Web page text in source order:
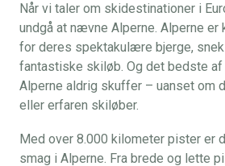
Når vi taler om skidestinationer i
undgå at nævne Alperne. Alperne er
for deres spektakulære bjerge,
fantastiske skiløb. Og det bedste af
Alperne aldrig skuffer – uanset om
eller erfaren skiløber.
Med over 8.000 kilometer pister er
smag i Alperne. Fra brede og lette